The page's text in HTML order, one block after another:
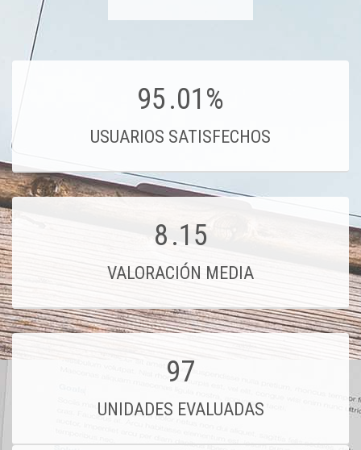
95.01%
USUARIOS SATISFECHOS
8.15
VALORACIÓN MEDIA
97
UNIDADES EVALUADAS